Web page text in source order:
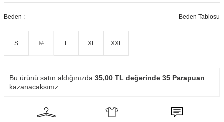
Beden : Beden Tablosu
S M L XL XXL
Bu ürünü satın aldığınızda 35,00 TL değerinde 35 Parapuan
kazanacaksınız.